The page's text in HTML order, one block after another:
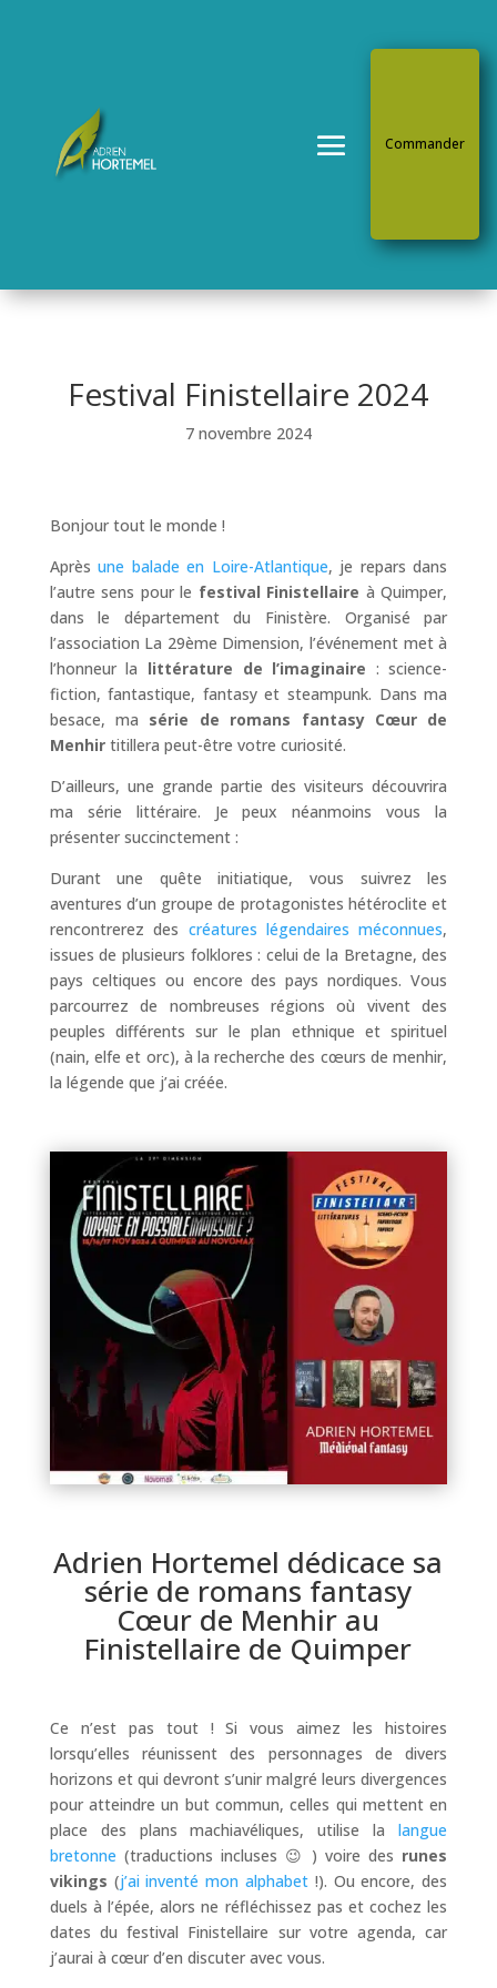
Commander
Festival Finistellaire 2024
7 novembre 2024
Bonjour tout le monde !
Aprèsune balade en Loire-Atlantique, je repars dans
l’autre sens pour le festival Finistellaire à Quimper,
dans le département du Finistère. Organisé par
l’association La 29ème Dimension, l’événement met à
l’honneur la littérature de l’imaginaire : science-
fiction, fantastique, fantasy et steampunk. Dans ma
besace, ma série de romans fantasy Cœur de
Menhirtitillera peut-être votre curiosité.
D’ailleurs, une grande partie des visiteurs découvrira
ma série littéraire. Je peux néanmoins vous la
présenter succinctement :
Durant une quête initiatique, vous suivrez les
aventures d’un groupe de protagonistes hétéroclite et
rencontrerez des créatures légendaires méconnues,
issues de plusieurs folklores : celui de la Bretagne, des
pays celtiques ou encore des pays nordiques. Vous
parcourrez de nombreuses régions où vivent des
peuples différents sur le plan ethnique et spirituel
(nain, elfe et orc), à la recherche des cœurs de menhir,
la légende que j’ai créée.
Adrien Hortemel dédicace sa
série de romans fantasy
Cœur de Menhir au
Finistellaire de Quimper
Ce n’est pas tout ! Si vous aimez les histoires
lorsqu’elles réunissent des personnages de divers
horizons et qui devront s’unir malgré leurs divergences
pour atteindre un but commun, celles qui mettent en
place des plans machiavéliques, utilise lalangue
bretonne (traductions incluses 😉 ) voire des runes
vikings (j’ai inventé mon alphabet !). Ou encore, des
duels à l’épée, alors ne réfléchissez pas et cochez les
dates du festival Finistellaire sur votre agenda, car
j’aurai à cœur d’en discuter avec vous.